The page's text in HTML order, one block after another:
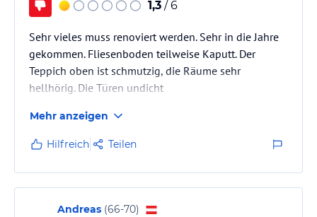
1,3 / 6
Sehr vieles muss renoviert werden. Sehr in die Jahre
gekommen. Fliesenboden teilweise Kaputt. Der
Teppich oben ist schmutzig, die Räume sehr
hellhörig. Die Türen undicht
Mehr anzeigen
Hilfreich Teilen
Andreas (66-70)